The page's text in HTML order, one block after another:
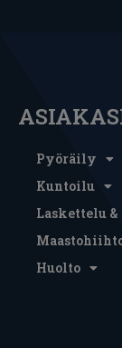
Pyöräily
Kuntoilu
Laskettelu
Huolto